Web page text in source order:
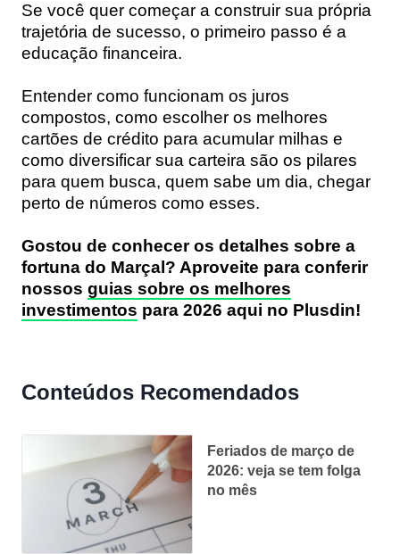
Se você quer começar a construir sua própria
trajetória de sucesso, o primeiro passo é a
educação financeira.
Entender como funcionam os juros
compostos, como escolher os melhores
cartões de crédito para acumular milhas e
como diversificar sua carteira são os pilares
para quem busca, quem sabe um dia, chegar
perto de números como esses.
Gostou de conhecer os detalhes sobre a
fortuna do Marçal? Aproveite para conferir
nossos guias sobre os melhores
investimentos para 2026 aqui no Plusdin!
Conteúdos Recomendados
Feriados de março de
2026: veja se tem folga
no mês